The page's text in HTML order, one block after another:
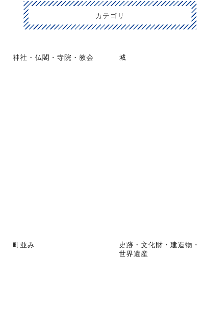
カテゴリ
神社・仏閣・寺院・教会 城
町並み
史跡・文化財・建造物・
世界遺産